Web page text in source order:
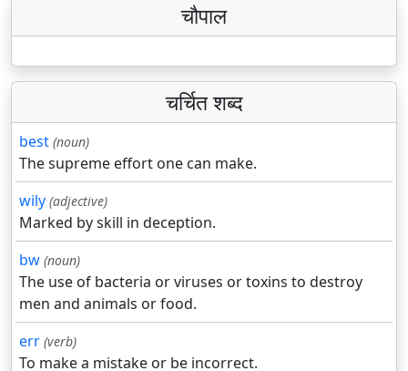
चौपाल
चर्चित शब्द
best (noun)
The supreme effort one can make.
wily (adjective)
Marked by skill in deception.
bw (noun)
The use of bacteria or viruses or toxins to destroy
men and animals or food.
err (verb)
To make a mistake or be incorrect.